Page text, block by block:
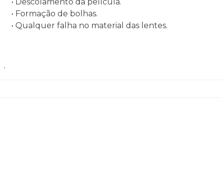
• Formação de bolhas.
• Qualquer falha no material das lentes.
.